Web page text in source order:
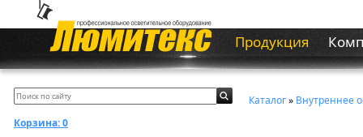
Продукция
Корзина:0
Каталог» Внутреннее